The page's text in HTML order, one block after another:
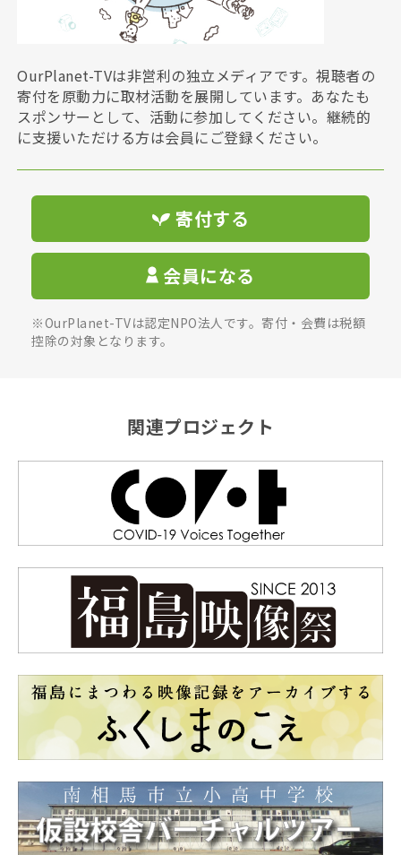
OurPlanet-TVは非営利の独立メディアです。視聴者の
寄付を原動力に取材活動を展開しています。あなたも
スポンサーとして、活動に参加してください。継続的
に支援いただける方は会員にご登録ください。
寄付する
会員になる
※OurPlanet-TVは認定NPO法人です。寄付・会費は税額
控除の対象となります。
関連プロジェクト